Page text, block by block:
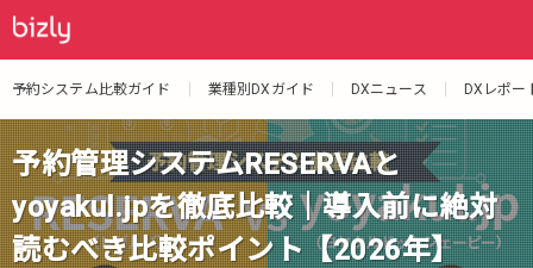
予約システム比較ガイド 業種別DXガイド DXニュース DXレポー
予約管理システムRESERVAと
yoyakul.jpを徹底比較｜導入前に絶対
読むべき比較ポイント【2026年】